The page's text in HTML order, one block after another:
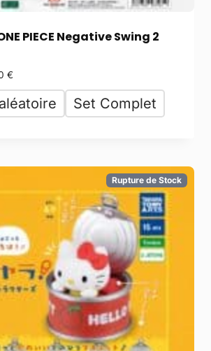
PIECE Negative Swing 2
€
Set Complet
Rupture de Stock